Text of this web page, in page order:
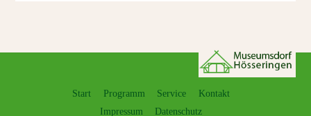
Start Programm Service
Kontakt
Impressum
Datenschutz